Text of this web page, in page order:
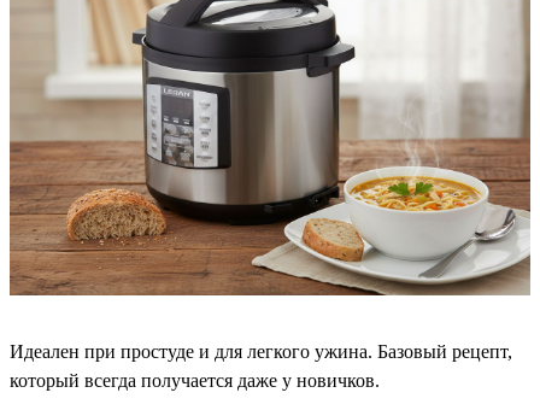
Идеален при простуде и для легкого ужина. Базовый рецепт,
который всегда получается даже у новичков.